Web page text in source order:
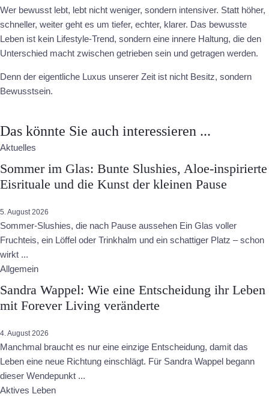
Wer bewusst lebt, lebt nicht weniger, sondern intensiver. Statt höher,
schneller, weiter geht es um tiefer, echter, klarer. Das bewusste
Leben ist kein Lifestyle-Trend, sondern eine innere Haltung, die den
Unterschied macht zwischen getrieben sein und getragen werden.
Denn der eigentliche Luxus unserer Zeit ist nicht Besitz, sondern
Bewusstsein.
Das könnte Sie auch interessieren ...
Aktuelles
Sommer im Glas: Bunte Slushies, Aloe-inspirierte
Eisrituale und die Kunst der kleinen Pause
5. August 2026
Sommer-Slushies, die nach Pause aussehen Ein Glas voller
Fruchteis, ein Löffel oder Trinkhalm und ein schattiger Platz – schon
wirkt ...
Allgemein
Sandra Wappel: Wie eine Entscheidung ihr Leben
mit Forever Living veränderte
4. August 2026
Manchmal braucht es nur eine einzige Entscheidung, damit das
Leben eine neue Richtung einschlägt. Für Sandra Wappel begann
dieser Wendepunkt ...
Aktives Leben